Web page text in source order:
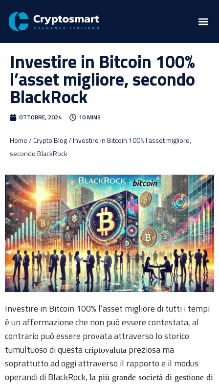
Investire in Bitcoin 100%
l’asset migliore, secondo
BlackRock
OTTOBRE, 2024 10 MINS
Home / Crypto Blog / Investire in Bitcoin 100% l’asset migliore,
secondo BlackRock
Investire in Bitcoin 100% l’asset migliore di tutti i tempi
è un affermazione che non può essere contestata, al
contrario può essere provata attraverso lo storico
tumultuoso di questa criptovaluta preziosa ma
soprattutto ad oggi attraverso il rapporto e il modus
operandi di BlackRock, la più grande società di gestione di